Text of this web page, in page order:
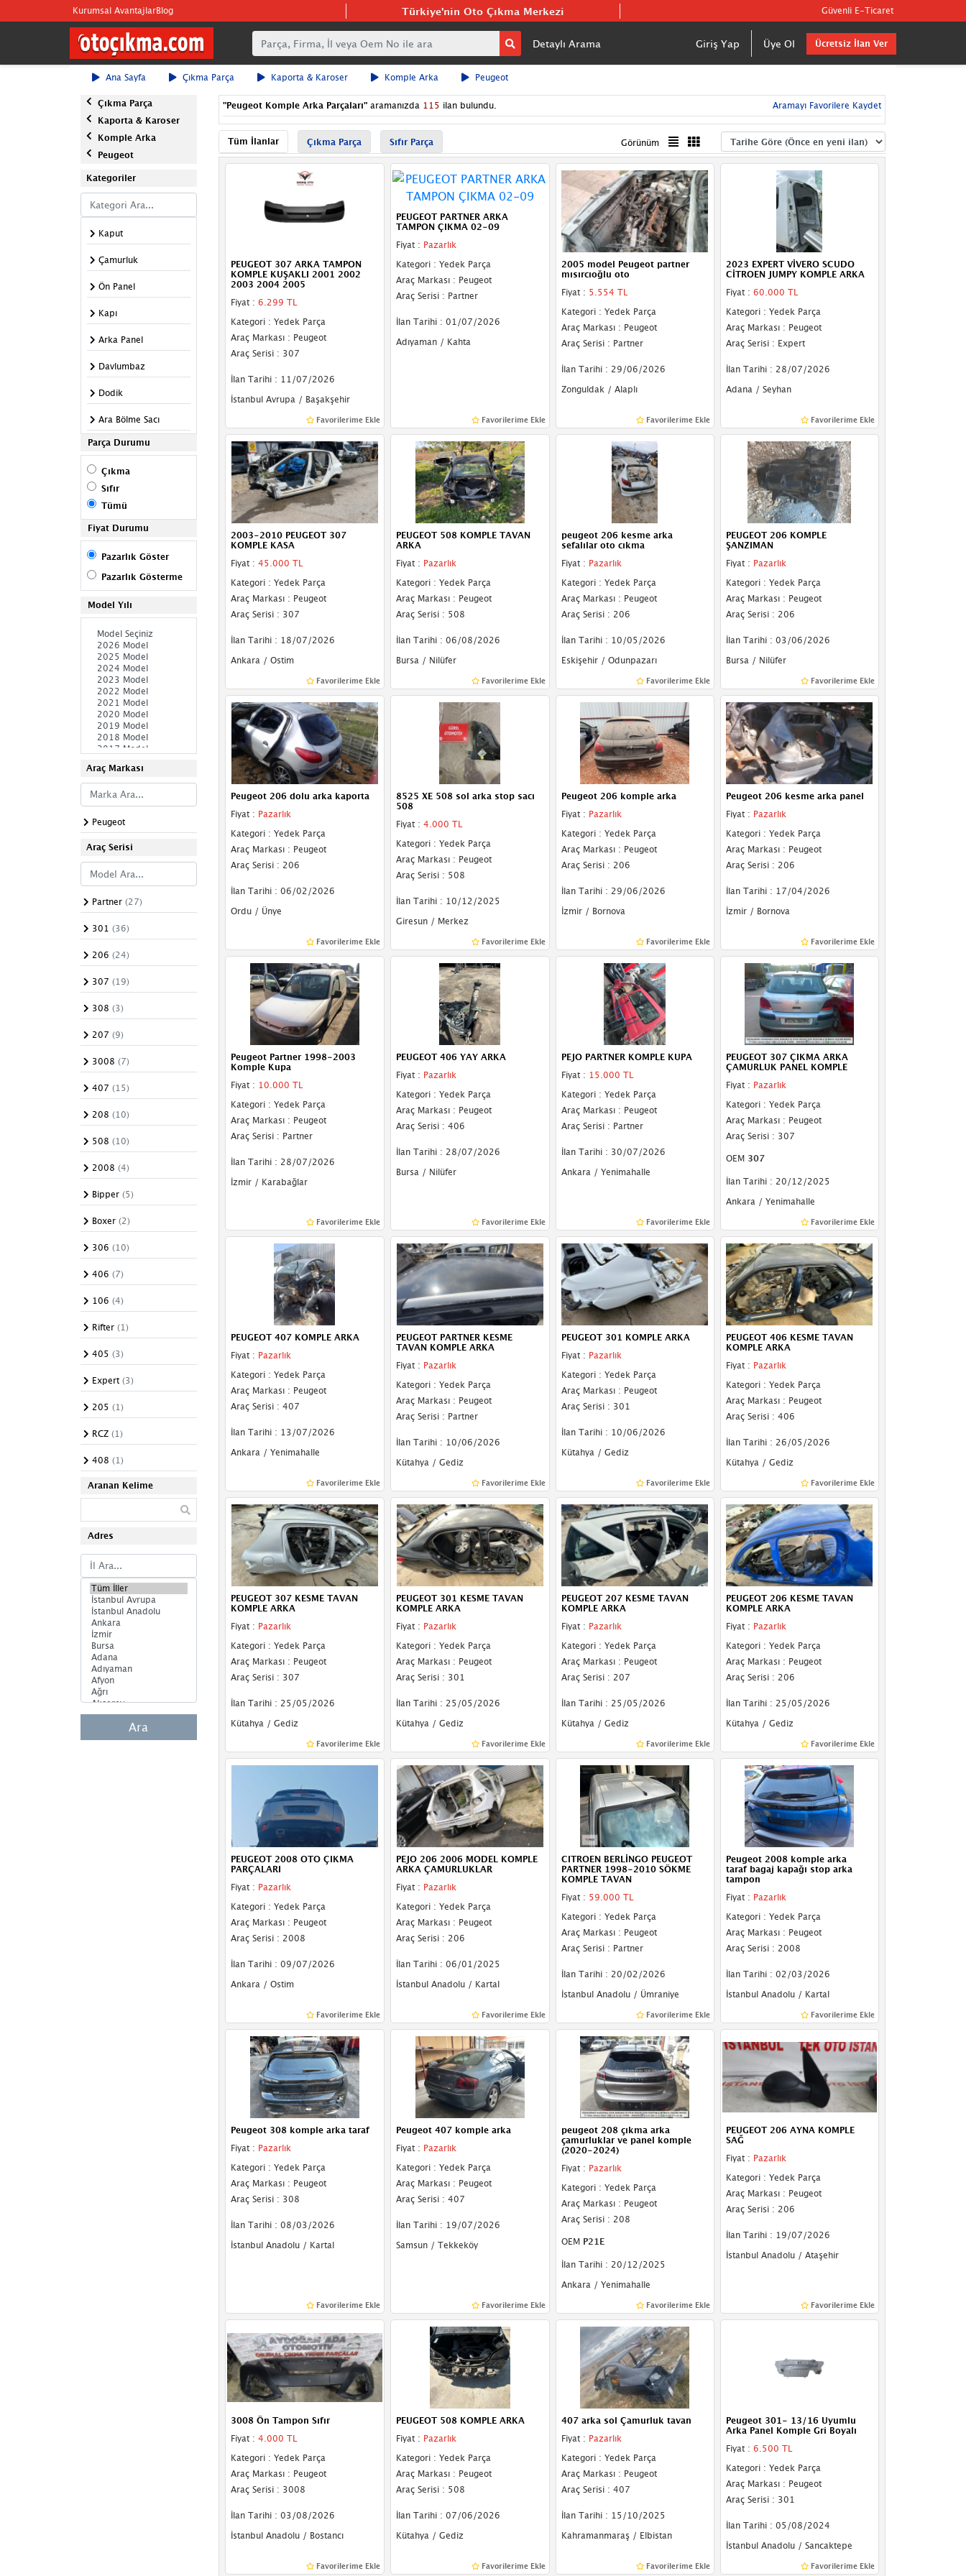
Kurumsal AvantajlarBlog Türkiye'nin Oto Çıkma Merkezi Güvenli E-Ticaret
Detaylı Arama Giriş Yap Üye Ol Ücretsiz İlan Ver
Ana Sayfa Çıkma Parça Kaporta & Karoser Komple Arka Peugeot
Çıkma Parça
Kaporta & Karoser
Komple Arka
Peugeot
Kategoriler
Kaput
Çamurluk
Ön Panel
Kapı
Arka Panel
Davlumbaz
Dodik
Ara Bölme Sacı
Basamak
Panjur
Kapı Çıtası
Kapı Direği
Fitil
Kaput Kilidi
Kupa
Komple Arka
Komple Ön
Ön Şasi
Sağ Şasi
Sol Şasi
Paçalık & Tozluk
Plakalık
Sağ Yan Sac
Sol Yan Sac
Spoiler
Tavan Çıtası
Bakalitler
Body Kit
Kapı Sacı
Arma & Yazı
Dış Ayna Camları
Dış Ayna Gövdeleri
Dış Ayna Komple
İç Ayna
Podye Sacı
Rüzgarlık
Ön Cam
Marşpiyel Kaplama
Bakaliti
Marşpiyel Sacı
Arka Cam
Kapı Camları
Kelebek Camı
Ön Cam Izgarası
Sunroof
Tente
Karlık
Sis Farı Çerçevesi
Ön Tampon
Tampon Braketi
Tampon Demiri
Tampon Izgara Çıtası
Tampon Izgarası
Tampon Reflektörü
Bagaj Plastiği
Parça Durumu
Çıkma
Sıfır
Tümü
Fiyat Durumu
Pazarlık Göster
Pazarlık Gösterme
Model Yılı
Araç Markası
Peugeot
Araç Serisi
Partner (27)
301 (36)
206 (24)
307 (19)
308 (3)
207 (9)
3008 (7)
407 (15)
208 (10)
508 (10)
2008 (4)
Bipper (5)
Boxer (2)
306 (10)
406 (7)
106 (4)
Rifter (1)
405 (3)
Expert (3)
205 (1)
RCZ (1)
408 (1)
Aranan Kelime
Adres
Ara
"Peugeot Komple Arka Parçaları" aramanızda 115 ilan bulundu. Aramayı Favorilere Kaydet
Tüm İlanlar Çıkma Parça Sıfır Parça Görünüm
PEUGEOT 307 ARKA TAMPON
KOMPLE KUŞAKLI 2001 2002
2003 2004 2005
Fiyat : 6.299 TL
Kategori : Yedek Parça
Araç Markası : Peugeot
Araç Serisi : 307
İlan Tarihi : 11/07/2026
İstanbul Avrupa / Başakşehir
Favorilerime Ekle
PEUGEOT PARTNER ARKA
TAMPON ÇIKMA 02-09
Fiyat : Pazarlık
Kategori : Yedek Parça
Araç Markası : Peugeot
Araç Serisi : Partner
İlan Tarihi : 01/07/2026
Adıyaman / Kahta
Favorilerime Ekle
2005 model Peugeot partner
mısırcıoğlu oto
Fiyat : 5.554 TL
Kategori : Yedek Parça
Araç Markası : Peugeot
Araç Serisi : Partner
İlan Tarihi : 29/06/2026
Zonguldak / Alaplı
Favorilerime Ekle
2023 EXPERT VİVERO SCUDO
CİTROEN JUMPY KOMPLE ARKA
Fiyat : 60.000 TL
Kategori : Yedek Parça
Araç Markası : Peugeot
Araç Serisi : Expert
İlan Tarihi : 28/07/2026
Adana / Seyhan
Favorilerime Ekle
2003-2010 PEUGEOT 307
KOMPLE KASA
Fiyat : 45.000 TL
Kategori : Yedek Parça
Araç Markası : Peugeot
Araç Serisi : 307
İlan Tarihi : 18/07/2026
Ankara / Ostim
Favorilerime Ekle
PEUGEOT 508 KOMPLE TAVAN
ARKA
Fiyat : Pazarlık
Kategori : Yedek Parça
Araç Markası : Peugeot
Araç Serisi : 508
İlan Tarihi : 06/08/2026
Bursa / Nilüfer
Favorilerime Ekle
peugeot 206 kesme arka
sefalılar oto cıkma
Fiyat : Pazarlık
Kategori : Yedek Parça
Araç Markası : Peugeot
Araç Serisi : 206
İlan Tarihi : 10/05/2026
Eskişehir / Odunpazarı
Favorilerime Ekle
PEUGEOT 206 KOMPLE
ŞANZIMAN
Fiyat : Pazarlık
Kategori : Yedek Parça
Araç Markası : Peugeot
Araç Serisi : 206
İlan Tarihi : 03/06/2026
Bursa / Nilüfer
Favorilerime Ekle
Peugeot 206 dolu arka kaporta
Fiyat : Pazarlık
Kategori : Yedek Parça
Araç Markası : Peugeot
Araç Serisi : 206
İlan Tarihi : 06/02/2026
Ordu / Ünye
Favorilerime Ekle
8525 XE 508 sol arka stop sacı
508
Fiyat : 4.000 TL
Kategori : Yedek Parça
Araç Markası : Peugeot
Araç Serisi : 508
İlan Tarihi : 10/12/2025
Giresun / Merkez
Favorilerime Ekle
Peugeot 206 komple arka
Fiyat : Pazarlık
Kategori : Yedek Parça
Araç Markası : Peugeot
Araç Serisi : 206
İlan Tarihi : 29/06/2026
İzmir / Bornova
Favorilerime Ekle
Peugeot 206 kesme arka panel
Fiyat : Pazarlık
Kategori : Yedek Parça
Araç Markası : Peugeot
Araç Serisi : 206
İlan Tarihi : 17/04/2026
İzmir / Bornova
Favorilerime Ekle
Peugeot Partner 1998-2003
Komple Kupa
Fiyat : 10.000 TL
Kategori : Yedek Parça
Araç Markası : Peugeot
Araç Serisi : Partner
İlan Tarihi : 28/07/2026
İzmir / Karabağlar
Favorilerime Ekle
PEUGEOT 406 YAY ARKA
Fiyat : Pazarlık
Kategori : Yedek Parça
Araç Markası : Peugeot
Araç Serisi : 406
İlan Tarihi : 28/07/2026
Bursa / Nilüfer
Favorilerime Ekle
PEJO PARTNER KOMPLE KUPA
Fiyat : 15.000 TL
Kategori : Yedek Parça
Araç Markası : Peugeot
Araç Serisi : Partner
İlan Tarihi : 30/07/2026
Ankara / Yenimahalle
Favorilerime Ekle
PEUGEOT 307 ÇIKMA ARKA
ÇAMURLUK PANEL KOMPLE
Fiyat : Pazarlık
Kategori : Yedek Parça
Araç Markası : Peugeot
Araç Serisi : 307
OEM 307
İlan Tarihi : 20/12/2025
Ankara / Yenimahalle
Favorilerime Ekle
PEUGEOT 407 KOMPLE ARKA
Fiyat : Pazarlık
Kategori : Yedek Parça
Araç Markası : Peugeot
Araç Serisi : 407
İlan Tarihi : 13/07/2026
Ankara / Yenimahalle
Favorilerime Ekle
PEUGEOT PARTNER KESME
TAVAN KOMPLE ARKA
Fiyat : Pazarlık
Kategori : Yedek Parça
Araç Markası : Peugeot
Araç Serisi : Partner
İlan Tarihi : 10/06/2026
Kütahya / Gediz
Favorilerime Ekle
PEUGEOT 301 KOMPLE ARKA
Fiyat : Pazarlık
Kategori : Yedek Parça
Araç Markası : Peugeot
Araç Serisi : 301
İlan Tarihi : 10/06/2026
Kütahya / Gediz
Favorilerime Ekle
PEUGEOT 406 KESME TAVAN
KOMPLE ARKA
Fiyat : Pazarlık
Kategori : Yedek Parça
Araç Markası : Peugeot
Araç Serisi : 406
İlan Tarihi : 26/05/2026
Kütahya / Gediz
Favorilerime Ekle
PEUGEOT 307 KESME TAVAN
KOMPLE ARKA
Fiyat : Pazarlık
Kategori : Yedek Parça
Araç Markası : Peugeot
Araç Serisi : 307
İlan Tarihi : 25/05/2026
Kütahya / Gediz
Favorilerime Ekle
PEUGEOT 301 KESME TAVAN
KOMPLE ARKA
Fiyat : Pazarlık
Kategori : Yedek Parça
Araç Markası : Peugeot
Araç Serisi : 301
İlan Tarihi : 25/05/2026
Kütahya / Gediz
Favorilerime Ekle
PEUGEOT 207 KESME TAVAN
KOMPLE ARKA
Fiyat : Pazarlık
Kategori : Yedek Parça
Araç Markası : Peugeot
Araç Serisi : 207
İlan Tarihi : 25/05/2026
Kütahya / Gediz
Favorilerime Ekle
PEUGEOT 206 KESME TAVAN
KOMPLE ARKA
Fiyat : Pazarlık
Kategori : Yedek Parça
Araç Markası : Peugeot
Araç Serisi : 206
İlan Tarihi : 25/05/2026
Kütahya / Gediz
Favorilerime Ekle
PEUGEOT 2008 OTO ÇIKMA
PARÇALARI
Fiyat : Pazarlık
Kategori : Yedek Parça
Araç Markası : Peugeot
Araç Serisi : 2008
İlan Tarihi : 09/07/2026
Ankara / Ostim
Favorilerime Ekle
PEJO 206 2006 MODEL KOMPLE
ARKA ÇAMURLUKLAR
Fiyat : Pazarlık
Kategori : Yedek Parça
Araç Markası : Peugeot
Araç Serisi : 206
İlan Tarihi : 06/01/2025
İstanbul Anadolu / Kartal
Favorilerime Ekle
CITROEN BERLİNGO PEUGEOT
PARTNER 1998-2010 SÖKME
KOMPLE TAVAN
Fiyat : 59.000 TL
Kategori : Yedek Parça
Araç Markası : Peugeot
Araç Serisi : Partner
İlan Tarihi : 20/02/2026
İstanbul Anadolu / Ümraniye
Favorilerime Ekle
Peugeot 2008 komple arka
taraf bagaj kapağı stop arka
tampon
Fiyat : Pazarlık
Kategori : Yedek Parça
Araç Markası : Peugeot
Araç Serisi : 2008
İlan Tarihi : 02/03/2026
İstanbul Anadolu / Kartal
Favorilerime Ekle
Peugeot 308 komple arka taraf
Fiyat : Pazarlık
Kategori : Yedek Parça
Araç Markası : Peugeot
Araç Serisi : 308
İlan Tarihi : 08/03/2026
İstanbul Anadolu / Kartal
Favorilerime Ekle
Peugeot 407 komple arka
Fiyat : Pazarlık
Kategori : Yedek Parça
Araç Markası : Peugeot
Araç Serisi : 407
İlan Tarihi : 19/07/2026
Samsun / Tekkeköy
Favorilerime Ekle
peugeot 208 çıkma arka
çamurluklar ve panel komple
(2020-2024)
Fiyat : Pazarlık
Kategori : Yedek Parça
Araç Markası : Peugeot
Araç Serisi : 208
OEM P21E
İlan Tarihi : 20/12/2025
Ankara / Yenimahalle
Favorilerime Ekle
PEUGEOT 206 AYNA KOMPLE
SAĞ
Fiyat : Pazarlık
Kategori : Yedek Parça
Araç Markası : Peugeot
Araç Serisi : 206
İlan Tarihi : 19/07/2026
İstanbul Anadolu / Ataşehir
Favorilerime Ekle
3008 Ön Tampon Sıfır
Fiyat : 4.000 TL
Kategori : Yedek Parça
Araç Markası : Peugeot
Araç Serisi : 3008
İlan Tarihi : 03/08/2026
İstanbul Anadolu / Bostancı
Favorilerime Ekle
PEUGEOT 508 KOMPLE ARKA
Fiyat : Pazarlık
Kategori : Yedek Parça
Araç Markası : Peugeot
Araç Serisi : 508
İlan Tarihi : 07/06/2026
Kütahya / Gediz
Favorilerime Ekle
407 arka sol Çamurluk tavan
Fiyat : Pazarlık
Kategori : Yedek Parça
Araç Markası : Peugeot
Araç Serisi : 407
İlan Tarihi : 15/10/2025
Kahramanmaraş / Elbistan
Favorilerime Ekle
Peugeot 301- 13/16 Uyumlu
Arka Panel Komple Gri Boyalı
Fiyat : 6.500 TL
Kategori : Yedek Parça
Araç Markası : Peugeot
Araç Serisi : 301
İlan Tarihi : 05/08/2024
İstanbul Anadolu / Sancaktepe
Favorilerime Ekle